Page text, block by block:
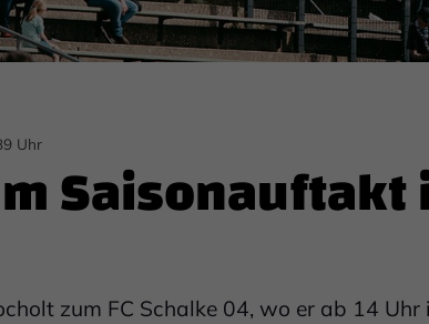
Uhr
Saisonauftakt
zum FC Schalke 04, wo er ab 14